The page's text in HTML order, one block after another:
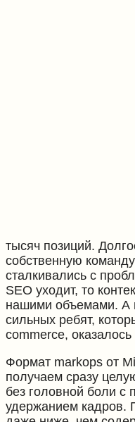
тысяч позиций.
собственную
сталкивались с
SEO уходит, то
нашими объемами. А
сильных ребят,
commerce,
Формат markops от
получаем сразу
без головной боли с
удержанием кадров.